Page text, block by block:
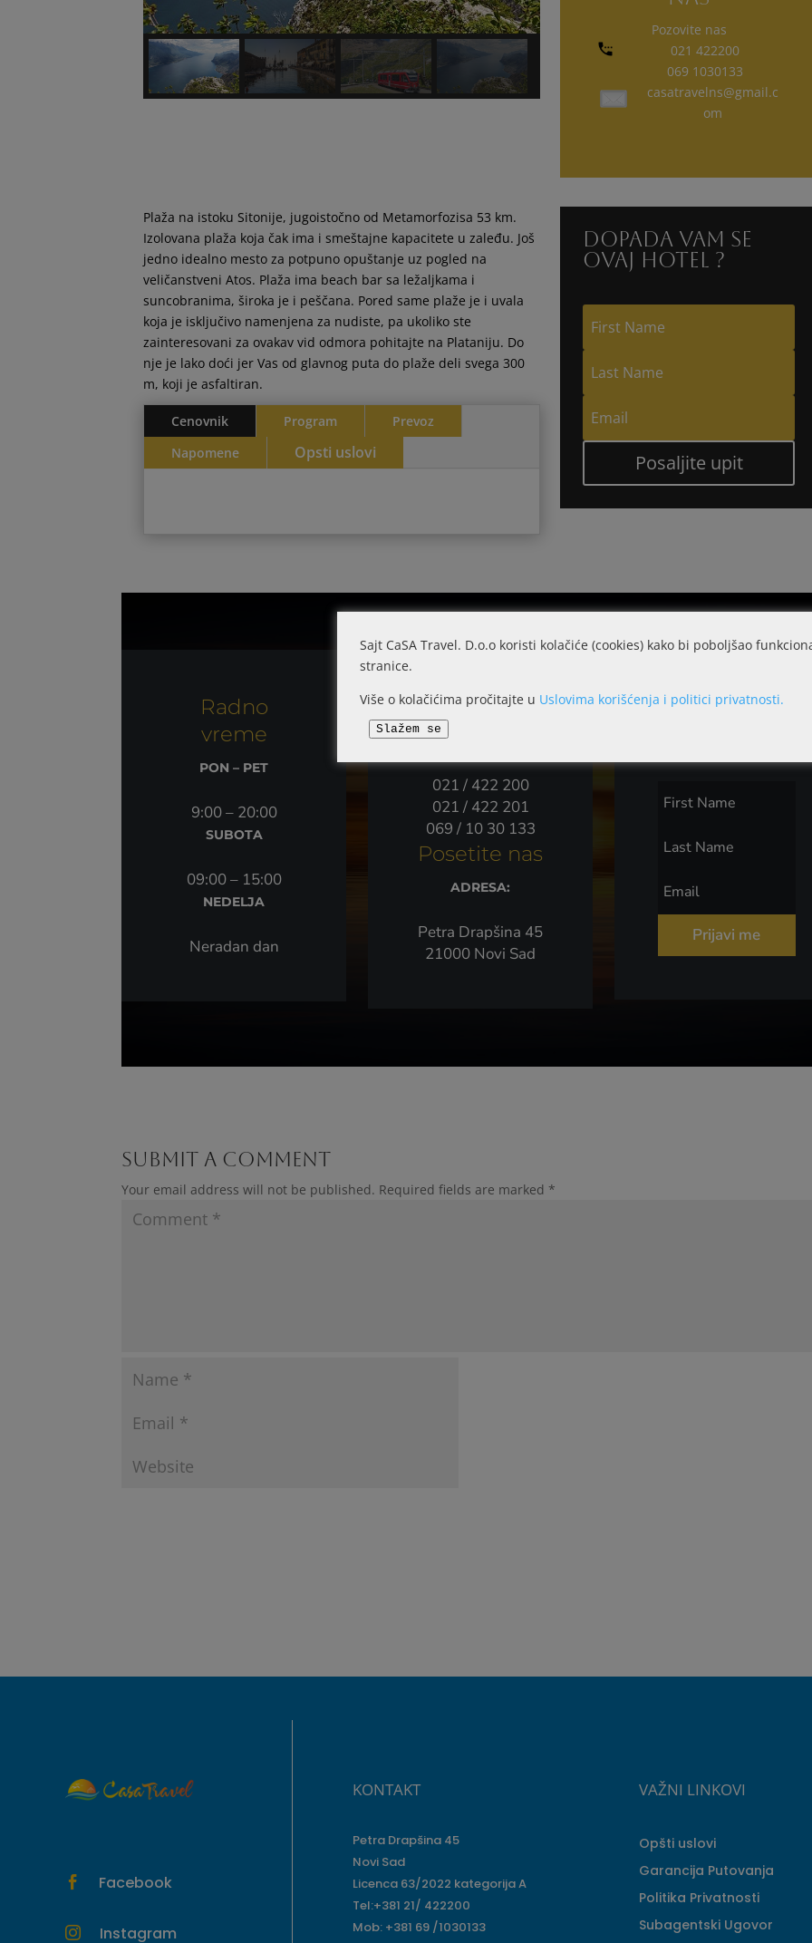
Pozovite nas
021 422200
069 1030133
casatravelns@gmail.c
om
Plaža na istoku Sitonije, jugoistočno od Metamorfozisa 53 km.
Izolovana plaža koja čak ima i smeštajne kapacitete u zaleđu. Još
jedno idealno mesto za potpuno opuštanje uz pogled na
veličanstveni Atos. Plaža ima beach bar sa ležaljkama i
suncobranima, široka je i peščana. Pored same plaže je i uvala
koja je isključivo namenjena za nudiste, pa ukoliko ste
zainteresovani za ovakav vid odmora pohitajte na Plataniju. Do
nje je lako doći jer Vas od glavnog puta do plaže deli svega 300
m, koji je asfaltiran.
Cenovnik Program
Prevoz
Napomene
Opsti uslovi
Dopada vam se
ovaj hotel ?
Posaljite upit
Radno
vreme
PON – PET
9:00 – 20:00
SUBOTA
09:00 – 15:00
NEDELJA
Neradan dan
Pozovite nas
TELEFONI:
021 / 422 200
021 / 422 201
069 / 10 30 133
Posetite nas
ADRESA:
Petra Drapšina 45
21000 Novi Sad
Naš
Prijavi me
Submit a Comment
Your email address will not be published. Required fields are marked*
 Facebook
 Instagram
KONTAKT
Petra Drapšina 45
Novi Sad
Licenca 63/2022 kategorija A
Tel:+381 21/ 422200
Mob: +381 69 /1030133
VAŽNI LINKOVI
Opšti uslovi
Garancija Putovanja
Politika Privatnosti
Subagentski Ugovor
Sajt CaSA Travel. D.o.o koristi kolačiće (cookies) kako bi poboljšao
stranice.
Više o kolačićima pročitajte u Uslovima korišćenja i politici privatnosti.
Slažem se